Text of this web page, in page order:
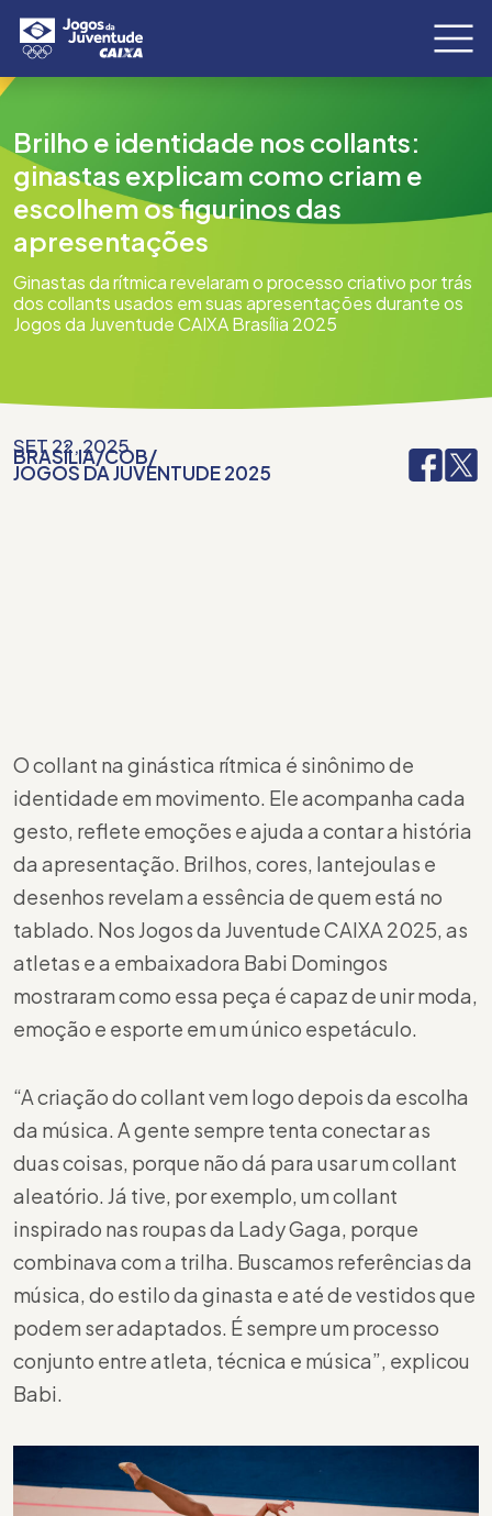
Brilho e identidade nos collants:
ginastas explicam como criam e
escolhem os figurinos das
apresentações
Ginastas da rítmica revelaram o processo criativo por trás
dos collants usados em suas apresentações durante os
Jogos da Juventude CAIXA Brasília 2025
SET 22, 2025
BRASÍLIA/COB/
JOGOS DA JUVENTUDE 2025
O collant na ginástica rítmica é sinônimo de
identidade em movimento. Ele acompanha cada
gesto, reflete emoções e ajuda a contar a história
da apresentação. Brilhos, cores, lantejoulas e
desenhos revelam a essência de quem está no
tablado. Nos Jogos da Juventude CAIXA 2025, as
atletas e a embaixadora Babi Domingos
mostraram como essa peça é capaz de unir moda,
emoção e esporte em um único espetáculo.
“A criação do collant vem logo depois da escolha
da música. A gente sempre tenta conectar as
duas coisas, porque não dá para usar um collant
aleatório. Já tive, por exemplo, um collant
inspirado nas roupas da Lady Gaga, porque
combinava com a trilha. Buscamos referências da
música, do estilo da ginasta e até de vestidos que
podem ser adaptados. É sempre um processo
conjunto entre atleta, técnica e música”, explicou
Babi.